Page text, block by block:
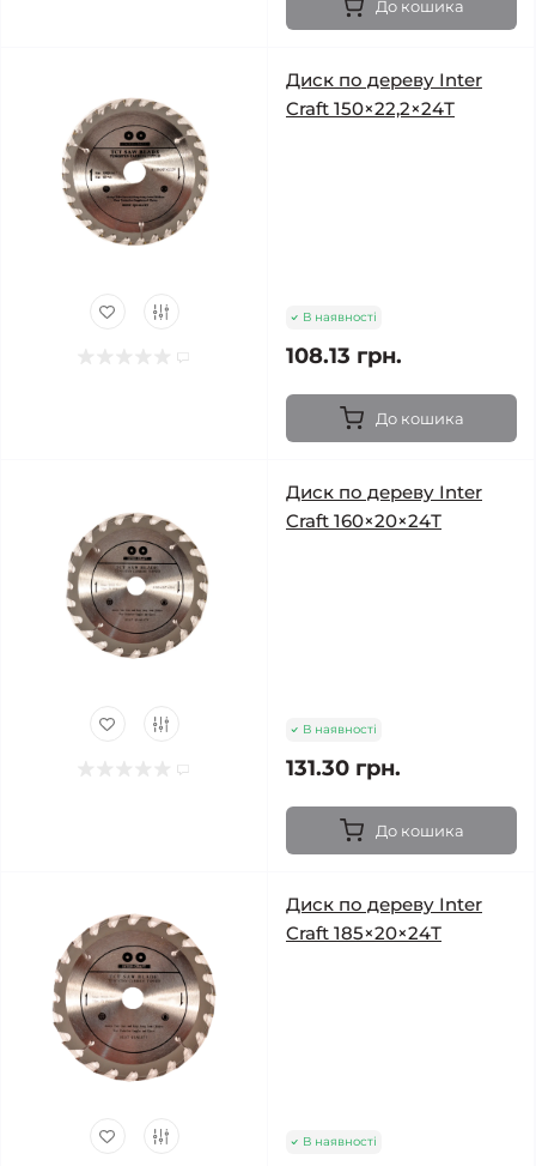
До кошика
Диск по дереву Inter
Craft 150×22,2×24Т
В наявності
108.13 грн.
До кошика
Диск по дереву Inter
Craft 160×20×24Т
В наявності
131.30 грн.
До кошика
Диск по дереву Inter
Craft 185×20×24Т
В наявності